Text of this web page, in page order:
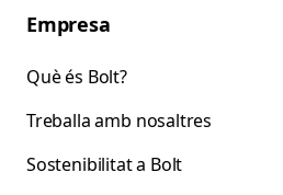
Empresa
Què és Bolt?
Treballa amb nosaltres
Sostenibilitat a Bolt